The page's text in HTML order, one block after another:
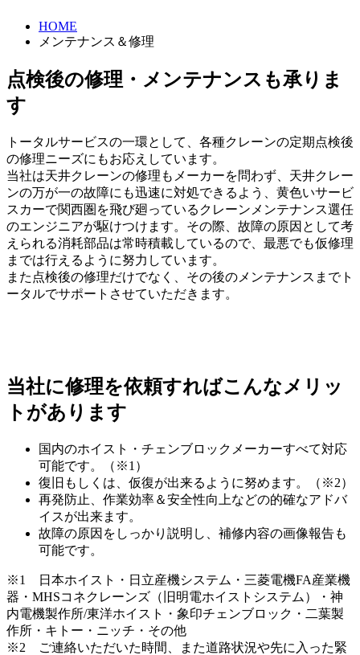
HOME
メンテナンス＆修理
点検後の修理・メンテナンスも承りま
す
トータルサービスの一環として、各種クレーンの定期点検後
の修理ニーズにもお応えしています。
当社は天井クレーンの修理もメーカーを問わず、天井クレー
ンの万が一の故障にも迅速に対処できるよう、黄色いサービ
スカーで関西圏を飛び廻っているクレーンメンテナンス選任
のエンジニアが駆けつけます。その際、故障の原因として考
えられる消耗部品は常時積載しているので、最悪でも仮修理
までは行えるように努力しています。
また点検後の修理だけでなく、その後のメンテナンスまでト
ータルでサポートさせていただきます。
当社に修理を依頼すればこんなメリッ
トがあります
国内のホイスト・チェンブロックメーカーすべて対応
可能です。（※1）
復旧もしくは、仮復が出来るように努めます。（※2）
再発防止、作業効率＆安全性向上などの的確なアドバ
イスが出来ます。
故障の原因をしっかり説明し、補修内容の画像報告も
可能です。
※1 日本ホイスト・日立産機システム・三菱電機FA産業機
器・MHSコネクレーンズ（旧明電ホイストシステム）・神
内電機製作所/東洋ホイスト・象印チェンブロック・二葉製
作所・キトー・ニッチ・その他
※2 ご連絡いただいた時間、また道路状況や先に入った緊